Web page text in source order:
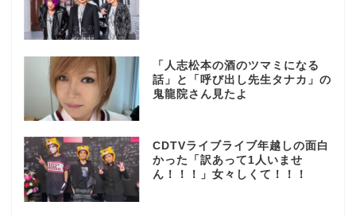
「人志松本の酒のツマミになる
話」と「呼び出し先生タナカ」の
鬼龍院さん見たよ
CDTVライブライブ年越しの面白
かった「訳あって1人いませ
ん！！！」女々しくて！！！